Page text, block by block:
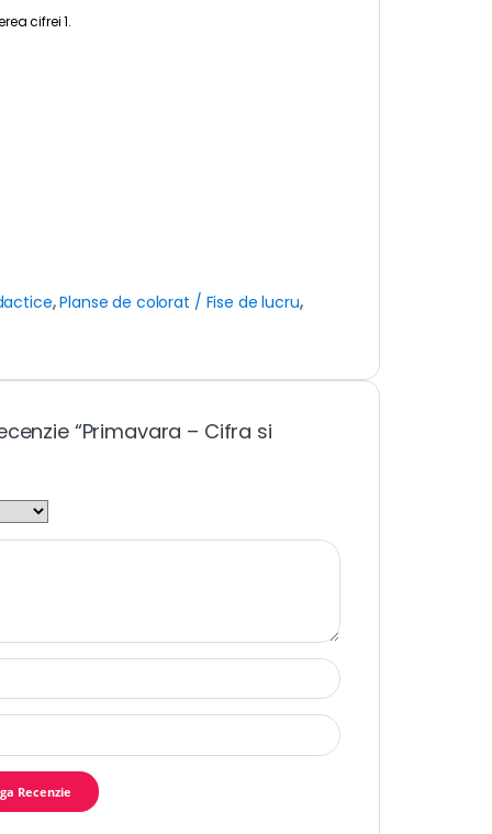
cifrei 1.
,Planse de colorat / Fise de lucru,
“Primavara – Cifra si